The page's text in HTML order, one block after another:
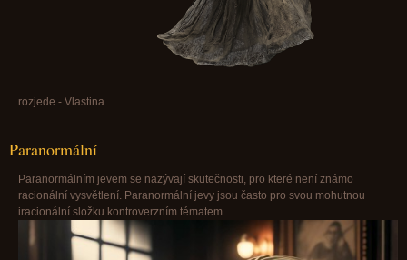
rozjede - Vlastina
Paranormální
Paranormálním jevem se nazývají skutečnosti, pro které není známo
racionální vysvětlení. Paranormální jevy jsou často pro svou mohutnou
iracionální složku kontroverzním tématem.